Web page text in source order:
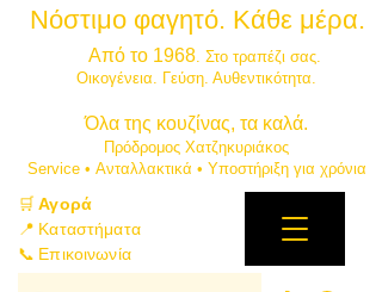
Νόστιμο φαγητό. Κάθε μέρα.
Από το 1968. Στο τραπέζι σας.
​Οικογένεια. Γεύση. Αυθεντικότητα.
​Όλα της κουζίνας, τα καλά.
Πρόδρομος Χατζηκυριάκος
​Service • Ανταλλακτικά • Υποστήριξη για χρόνια
🛒Αγορά
📍 Καταστήματα
📞 Επικοινωνία